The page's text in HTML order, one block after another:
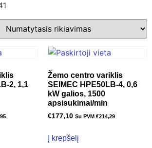
2, 1,1
Žemo centro variklis
SEIMEC HPE50LB-4, 0,6
kW galios, 1500
apsisukimai/min
€177,10 Su PVM €214,29
Į krepšelį